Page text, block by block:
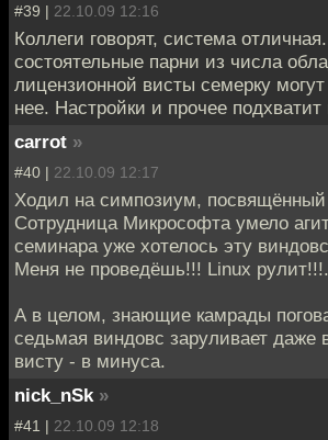
#39 | 22.10.09 12:16
Коллеги говорят, система
состоятельные парни из числа
лицензионной висты семерку
нее. Настройки и прочее подхватит
carrot »
#40 | 22.10.09 12:17
Ходил на симпозиум,
Сотрудница Микрософта умело
семинара уже хотелось эту
Меня не проведёшь!!! Linux рулит!!!.
А в целом, знающие камрады
седьмая виндовс заруливает даже
висту - в минуса.
nick_nSk »
#41 | 22.10.09 12:18